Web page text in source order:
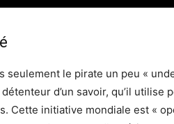
seulement le pirate un peu «
d’un savoir, qu’il
Cette initiative mondiale est «